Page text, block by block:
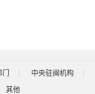
中央驻闽机构
其他